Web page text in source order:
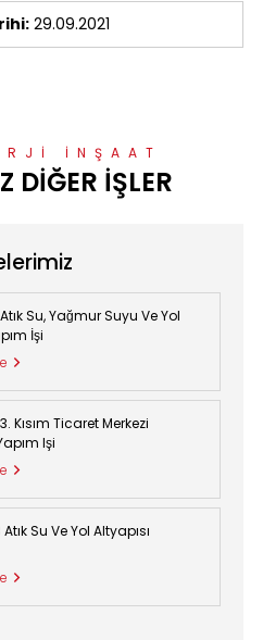
29.09.2021
İNŞAAT
DİĞER İŞLER
Su, Yağmur Suyu Ve Yol
İşi
Kısım Ticaret Merkezi
Işi
Su Ve Yol Altyapısı